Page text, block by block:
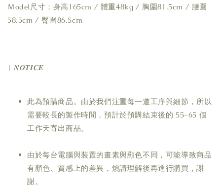
Ｍodel尺寸：身高165cm / 體重48kg / 胸圍81.5cm / 腰圍
58.5cm / 臀圍86.5cm
| 𝑵𝑶𝑻𝑰𝑪𝑬
此為預購商品。由於我們注重每一道工序與細節，所以
需要較長的製作時間，預計於預購結束後的 55-65 個
工作天寄出商品。
由於每台電腦與裝置的畫素與顯色不同，可能導致商品
有顏色、質感上的差異，煩請理解後再進行購買，謝
謝。